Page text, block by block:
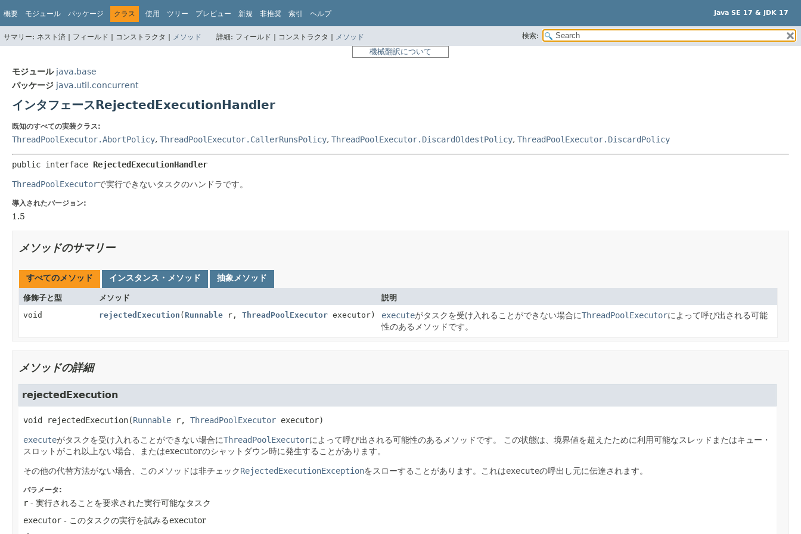
Java SE 17 & JDK 17
概要 モジュール パッケージ クラス 使用 ツリー プレビュー 新規 非推奨 索引 ヘルプ
サマリー: ネスト済 | フィールド | コンストラクタ | メソッド 詳細: フィールド | コンストラクタ | メソッド 検索:
機械翻訳について
モジュール java.base
パッケージ java.util.concurrent
インタフェースRejectedExecutionHandler
既知のすべての実装クラス:
ThreadPoolExecutor.AbortPolicy, ThreadPoolExecutor.CallerRunsPolicy, ThreadPoolExecutor.DiscardOldestPolicy, ThreadPoolExecutor.DiscardPolicy
public interface RejectedExecutionHandler
ThreadPoolExecutorで実行できないタスクのハンドラです。
導入されたバージョン:
1.5
メソッドのサマリー
すべてのメソッド インスタンス・メソッド 抽象メソッド
修飾子と型 メソッド
説明
void
rejectedExecution (Runnable r,ThreadPoolExecutor executor) executeがタスクを受け入れることができない場合にThreadPoolExecutorによって呼び出される可能
性のあるメソッドです。
メソッドの詳細
rejectedExecution
void rejectedExecution(Runnable r, ThreadPoolExecutor executor)
executeがタスクを受け入れることができない場合にThreadPoolExecutorによって呼び出される可能性のあるメソッドです。
この状態は、境界値を超えたために利用可能なスレッドまたはキュー・
スロットがこれ以上ない場合、またはexecutorのシャットダウン時に発生することがあります。
その他の代替方法がない場合、このメソッドは非チェックRejectedExecutionExceptionをスローすることがあります。これはexecuteの呼出し元に伝達されます。
パラメータ:
r - 実行されることを要求された実行可能なタスク
executor - このタスクの実行を試みるexecutor